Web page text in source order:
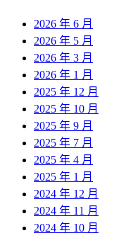
2026 年 6 月
2026 年 5 月
2026 年 3 月
2026 年 1 月
2025 年 12 月
2025 年 10 月
2025 年 9 月
2025 年 7 月
2025 年 4 月
2025 年 1 月
2024 年 12 月
2024 年 11 月
2024 年 10 月